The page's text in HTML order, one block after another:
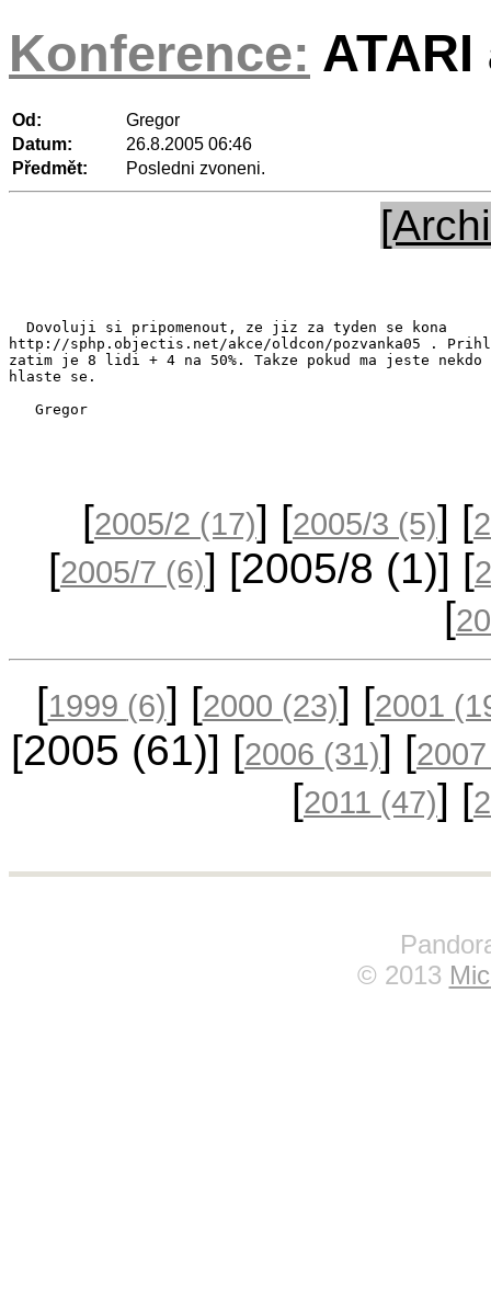
Konference:
Od:
Gregor
Datum:
26.8.2005 06:46
Předmět:
Posledni zvoneni.
  Dovoluji si pripomenout, ze jiz za tyden se kona
http://sphp.objectis.net/akce/oldcon/pozvanka05 .
zatim je 8 lidi + 4 na 50%. Takze pokud ma jeste nekdo
hlaste se.
   Gregor
[2005/2 (17)] [2005/3 (5)] [
[2005/7 (6)] [2005/8 (1)] [
[
[1999 (6)] [2000 (23)] [2001
[2005 (61)] [2006 (31)] [
[2011 (47)] [
© 2013